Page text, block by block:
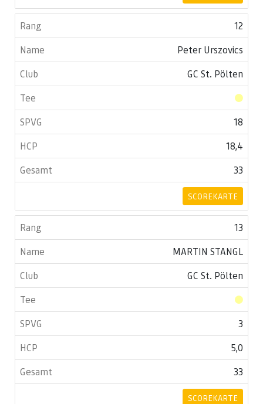
12
Peter Urszovics
GC St. Pölten
18
18,4
33
SCOREKARTE
13
MARTIN STANGL
GC St. Pölten
3
5,0
33
SCOREKARTE